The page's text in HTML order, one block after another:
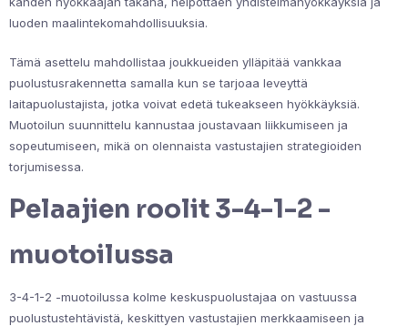
luoden maalintekomahdollisuuksia.
Tämä asettelu mahdollistaa joukkueiden ylläpitää vankkaa
puolustusrakennetta samalla kun se tarjoaa leveyttä
laitapuolustajista, jotka voivat edetä tukeakseen hyökkäyksiä.
Muotoilun suunnittelu kannustaa joustavaan liikkumiseen ja
sopeutumiseen, mikä on olennaista vastustajien strategioiden
torjumisessa.
Pelaajien roolit 3-4-1-2 -
muotoilussa
3-4-1-2 -muotoilussa kolme keskuspuolustajaa on vastuussa
puolustustehtävistä, keskittyen vastustajien merkkaamiseen ja